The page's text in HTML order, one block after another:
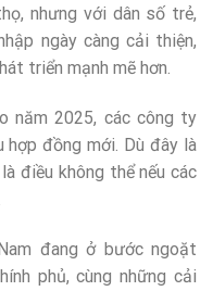
nhưng với dân số trẻ,
ngày càng cải thiện,
triển mạnh mẽ hơn.
năm 2025, các công ty
đồng mới. Dù đây là
điều không thể nếu các
đang ở bước ngoặt
phủ, cùng những cải